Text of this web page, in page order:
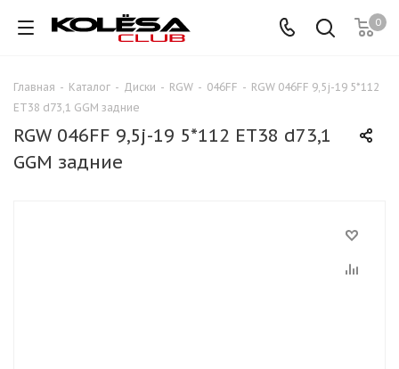
0
Главная - Каталог - Диски - RGW - 046FF - RGW 046FF 9,5j-19 5*112
ET38 d73,1 GGM задние
RGW 046FF 9,5j-19 5*112 ET38 d73,1
GGM задние